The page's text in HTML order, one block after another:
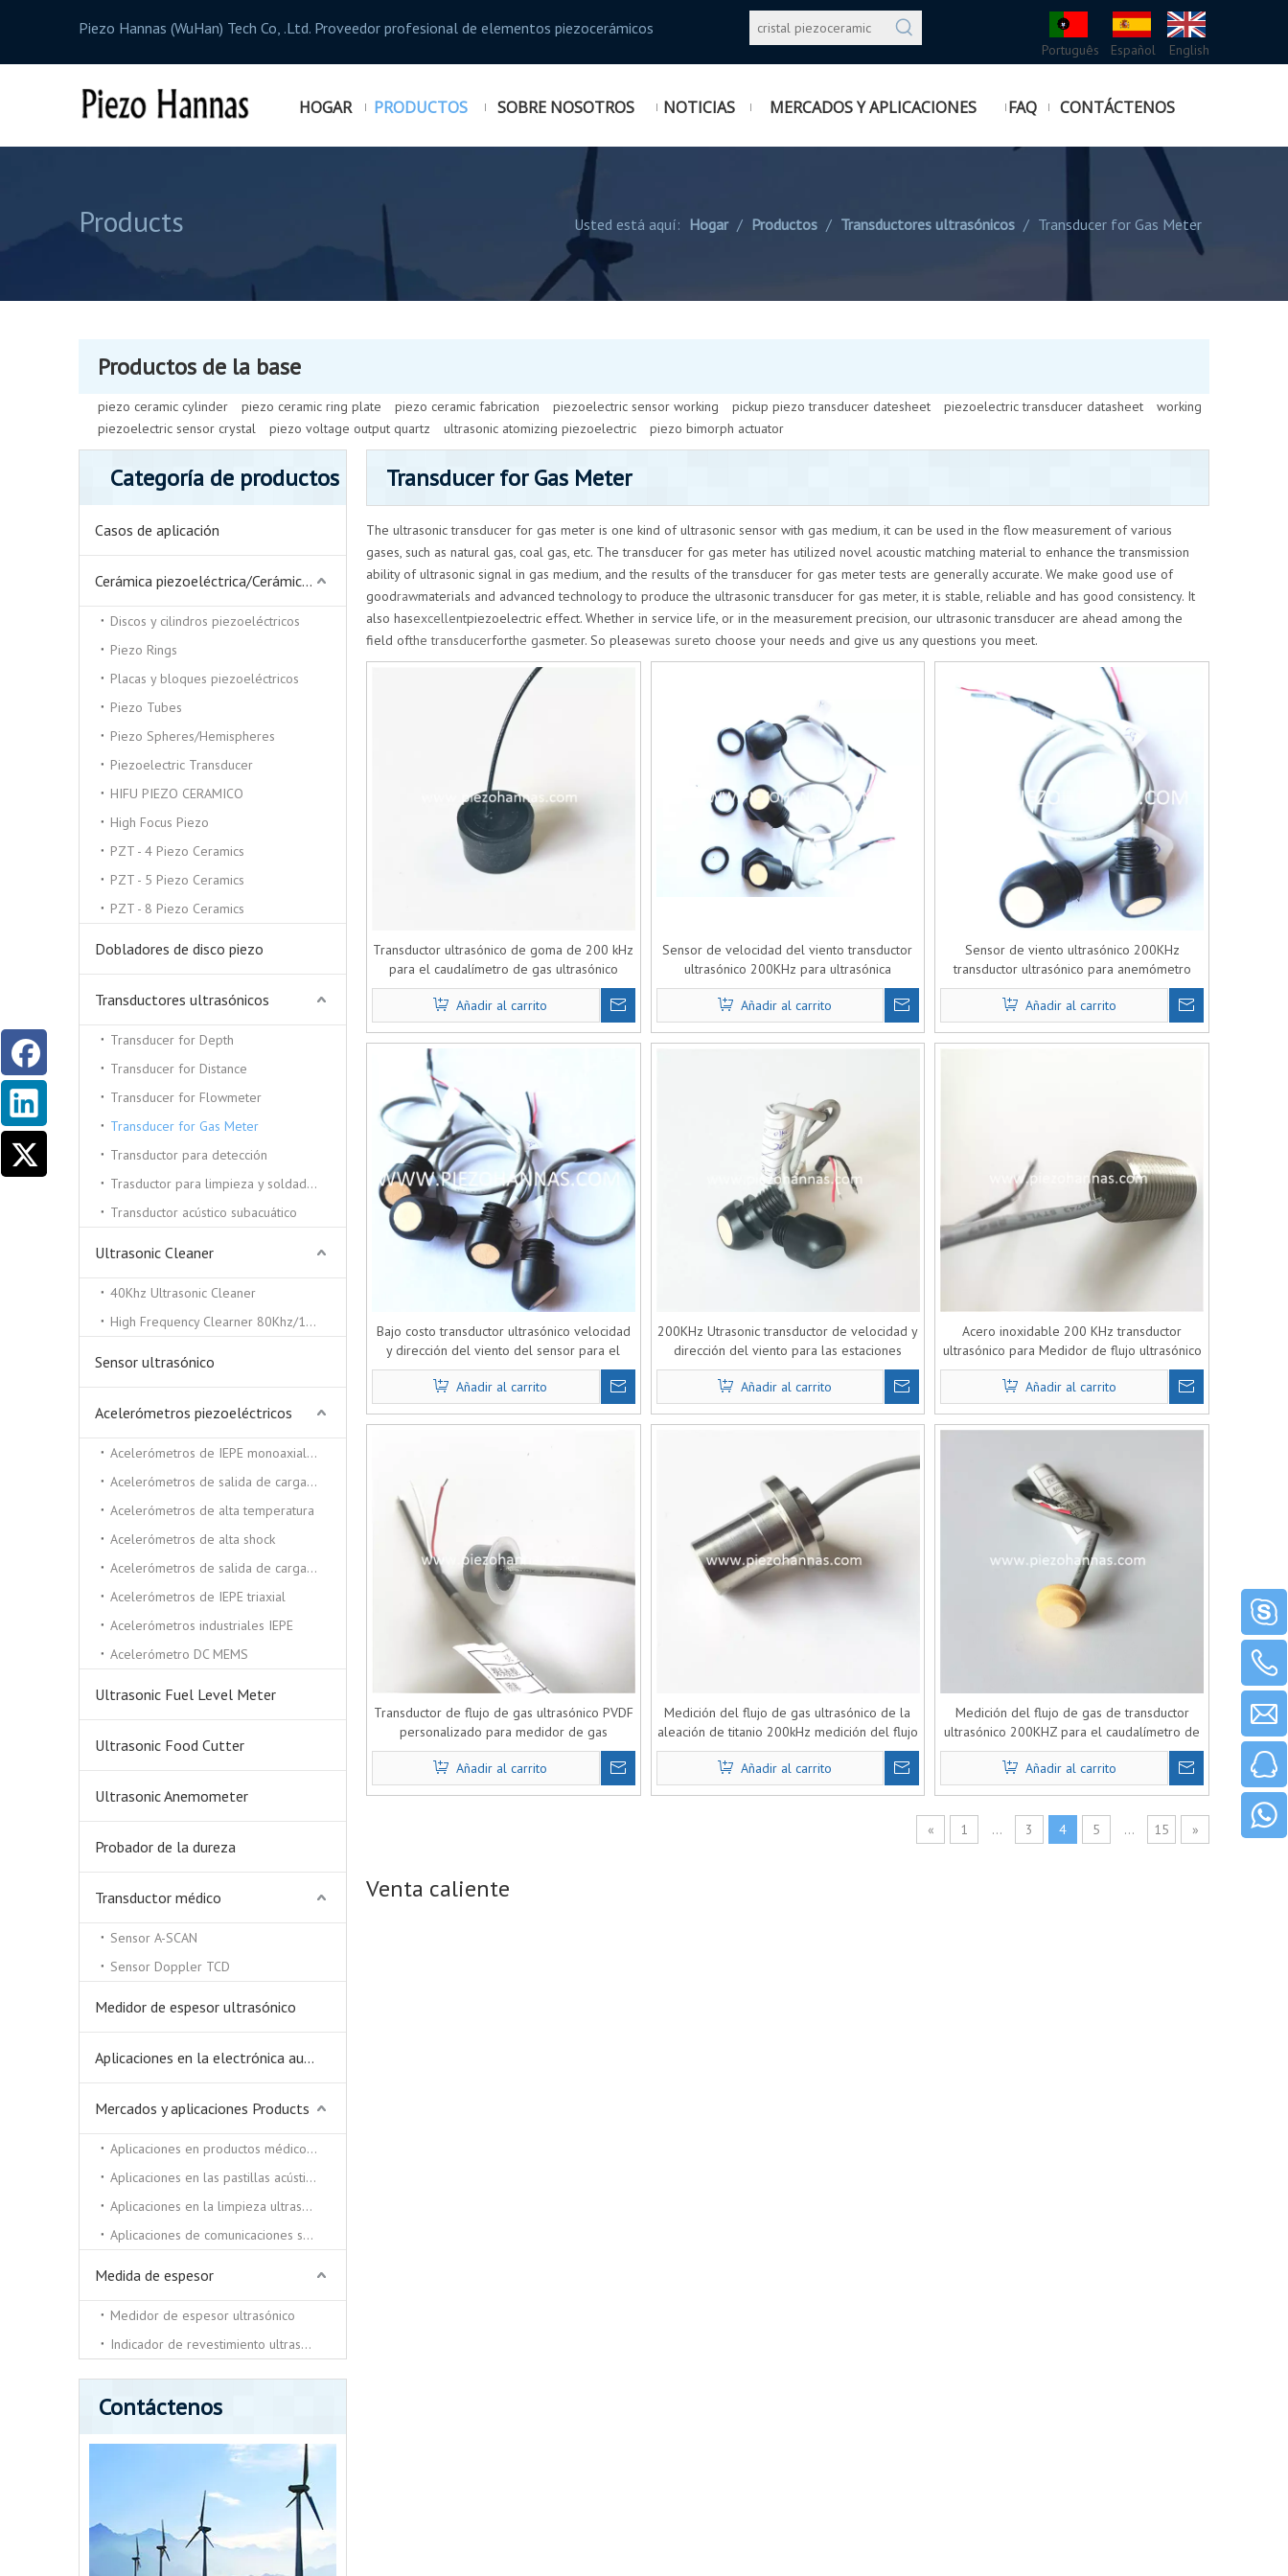
Piezo Hannas (WuHan) Tech Co, .Ltd. Proveedor profesional de elementos piezocerámicos
Português Español English
HOGAR PRODUCTOS SOBRE NOSOTROS NOTICIAS MERCADOS Y APLICACIONES FAQ CONTÁCTENOS
Products Usted está aquí: Hogar / Productos / Transductores ultrasónicos / Transducer for Gas Meter
Productos de la base
piezo ceramic cylinder piezo ceramic ring plate piezo ceramic fabrication piezoelectric sensor working pickup piezo transducer datesheet piezoelectric transducer datasheet
working
piezoelectric sensor crystal
piezo voltage output quartz ultrasonic atomizing piezoelectric piezo bimorph actuator
Categoría de productos
Casos de aplicación
Cerámica piezoeléctrica/Cerámica piezoeléctrica
Discos y cilindros piezoeléctricos
Piezo Rings
Placas y bloques piezoeléctricos
Piezo Tubes
Piezo Spheres/Hemispheres
Piezoelectric Transducer
HIFU PIEZO CERAMICO
High Focus Piezo
PZT - 4 Piezo Ceramics
PZT - 5 Piezo Ceramics
PZT - 8 Piezo Ceramics
Dobladores de disco piezo
Transductores ultrasónicos
Transducer for Depth
Transducer for Distance
Transducer for Flowmeter
Transducer for Gas Meter
Transductor para detección
Trasductor para limpieza y soldadura por ultrasonidos.
Transductor acústico subacuático
Ultrasonic Cleaner
40Khz Ultrasonic Cleaner
High Frequency Clearner 80Khz/100Khz/130/Khz
Sensor ultrasónico
Acelerómetros piezoeléctricos
Acelerómetros de IEPE monoaxiales
Acelerómetros de salida de carga triaxial
Acelerómetros de alta temperatura
Acelerómetros de alta shock
Acelerómetros de salida de carga monocial
Acelerómetros de IEPE triaxial
Acelerómetros industriales IEPE
Acelerómetro DC MEMS
Ultrasonic Fuel Level Meter
Ultrasonic Food Cutter
Ultrasonic Anemometer
Probador de la dureza
Transductor médico
Sensor A-SCAN
Sensor Doppler TCD
Medidor de espesor ultrasónico
Aplicaciones en la electrónica automática.
Mercados y aplicaciones Products
Aplicaciones en productos médicos y de belleza.
Aplicaciones en las pastillas acústicas.
Aplicaciones en la limpieza ultrasónica y soldadora ultrasónica.
Aplicaciones de comunicaciones submarinas.
Medida de espesor
Medidor de espesor ultrasónico
Indicador de revestimiento ultrasónico
Contáctenos
Transducer for Gas Meter
The ultrasonic transducer for gas meter is one kind of ultrasonic sensor with gas medium, it can be used in the flow measurement of various
gases, such as natural gas, coal gas, etc. The transducer for gas meter has utilized novel acoustic matching material to enhance the transmission
ability of ultrasonic signal in gas medium, and the results of the transducer for gas meter tests are generally accurate. We make good use of
goodrawmaterials and advanced technology to produce the ultrasonic transducer for gas meter, it is stable, reliable and has good consistency. It
also hasexcellentpiezoelectric effect. Whether in service life, or in the measurement precision, our ultrasonic transducer are ahead among the
field ofthe transducerforthe gasmeter. So pleasewas sureto choose your needs and give us any questions you meet.
Transductor ultrasónico de goma de 200 kHz
para el caudalímetro de gas ultrasónico
Añadir al carrito
Sensor de velocidad del viento transductor
ultrasónico 200KHz para ultrasónica
Weatherstation Instrumento
Añadir al carrito
Sensor de viento ultrasónico 200KHz
transductor ultrasónico para anemómetro
ultrasónico
Añadir al carrito
Bajo costo transductor ultrasónico velocidad
y dirección del viento del sensor para el
sensor ultrasónico del viento
Añadir al carrito
200KHz Utrasonic transductor de velocidad y
dirección del viento para las estaciones
meteorológicas
Añadir al carrito
Acero inoxidable 200 KHz transductor
ultrasónico para Medidor de flujo ultrasónico
de gas
Añadir al carrito
Transductor de flujo de gas ultrasónico PVDF
personalizado para medidor de gas
ultrasónico
Añadir al carrito
Medición del flujo de gas ultrasónico de la
aleación de titanio 200kHz medición del flujo
de gas para el flujo de gas ultrasónico
Añadir al carrito
Medición del flujo de gas de transductor
ultrasónico 200KHZ para el caudalímetro de
gas ultrasónico
Añadir al carrito
« 1 ... 3 4 5 ... 15 »
Venta caliente